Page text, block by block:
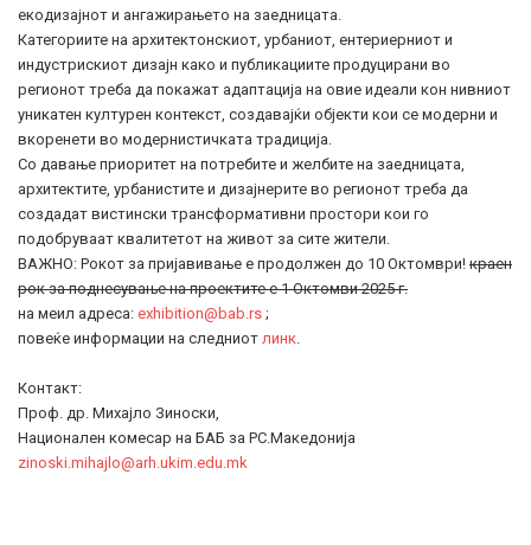
екодизајнот и ангажирањето на заедницата.
Категориите на архитектонскиот, урбаниот, ентериерниот и
индустрискиот дизајн како и публикациите продуцирани во
регионот треба да покажат адаптација на овие идеали кон нивниот
уникатен културен контекст, создавајќи објекти кои се модерни и
вкоренети во модернистичката традиција.
Со давање приоритет на потребите и желбите на заедницата,
архитектите, урбанистите и дизајнерите во регионот треба да
создадат вистински трансформативни простори кои го
подобруваат квалитетот на живот за сите жители.
ВАЖНО: Рокот за пријавивање е продолжен до 10 Октомври! краен
рок за поднесување на проектите е 1 Октомви 2025 г.
на меил адреса: exhibition@bab.rs ;
повеќе информации на следниот линк.
Контакт:
Проф. др. Михајло Зиноски,
Национален комесар на БАБ за РС.Македонија
zinoski.mihajlo@arh.ukim.edu.mk